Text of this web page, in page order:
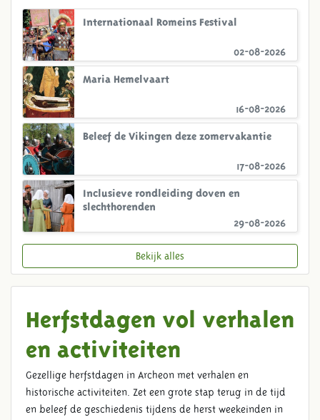
Herfstdagen vol verhalen
en activiteiten
Gezellige herfstdagen in Archeon met verhalen en
historische activiteiten. Zet een grote stap terug in de tijd
en beleef de geschiedenis tijdens de herst weekeinden in
02-08-2026
Internationaal Romeins Festival
16-08-2026
Maria Hemelvaart
17-08-2026
Beleef de Vikingen deze zomervakantie
29-08-2026
Inclusieve rondleiding doven en
slechthorenden
Bekijk alles